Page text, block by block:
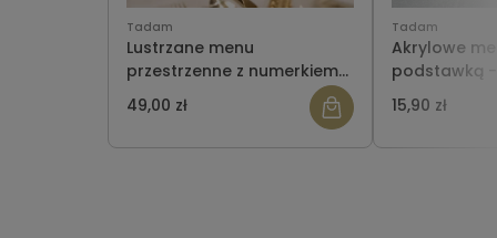
Tadam
Lustrzane menu
przestrzenne z numerkiem
na stół - 2w1
49,00 zł
Tadam
Akrylowe
podstawką
wersja 6
15,90 zł